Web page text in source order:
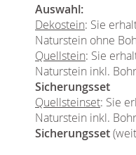
Auswahl:
Dekostein: Sie
Naturstein ohne
Quellstein: Sie
Naturstein inkl.
Sicherungsset
Quellsteinset: Sie
Naturstein inkl.
Sicherungsset